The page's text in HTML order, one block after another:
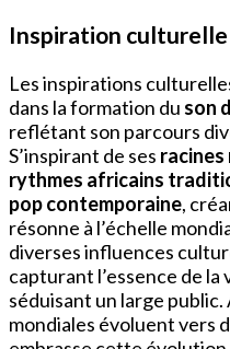
Inspiration culturelle
Les inspirations
dans la formation du son
reflétant son parcours
S’inspirant de ses racines
rythmes africains
pop contemporaine,
résonne à l’échelle
diverses influences
capturant l’essence de
séduisant un large
mondiales évoluent vers